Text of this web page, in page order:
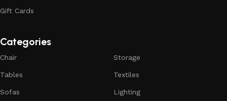
Gift Cards
Categories
Chair
Tables
Sofas
Storage
Textiles
Lighting